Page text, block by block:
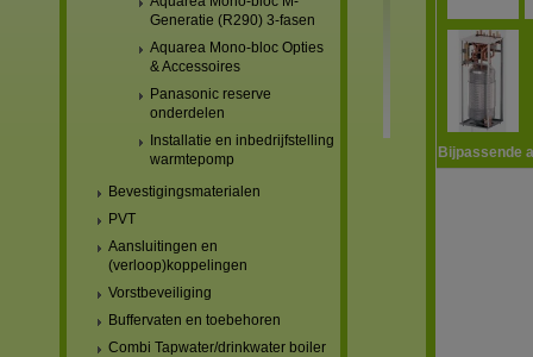
Generatie (R290) 3-fasen
Aquarea Mono-bloc Opties
& Accessoires
Panasonic reserve
onderdelen
Installatie en inbedrijfstelling
warmtepomp
Bevestigingsmaterialen
PVT
Aansluitingen en
(verloop)koppelingen
Vorstbeveiliging
Buffervaten en toebehoren
Combi Tapwater/drinkwater boiler
Bijpassende